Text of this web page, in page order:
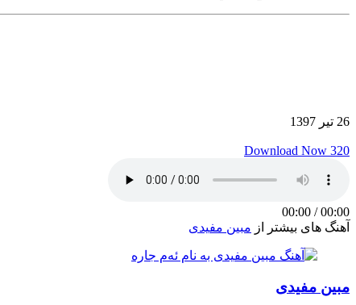
26 تیر 1397
Download Now 320
00:00
/
00:00
آهنگ های بیشتر از مبین مفیدی
مبین مفیدی